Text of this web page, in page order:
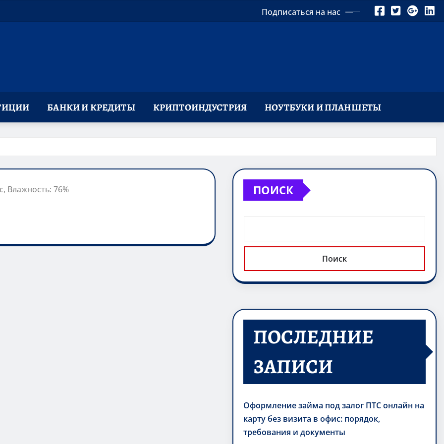
Подписаться на нас
БАНКИ И КРЕДИТЫ КРИПТОИНДУСТРИЯ НОУТБУКИ И ПЛАНШЕТЫ
Влажность: 76% ПОИСК
Поиск
ПОСЛЕДНИЕ
ЗАПИСИ
Оформление займа под залог ПТС онлайн на
карту без визита в офис: порядок,
требования и документы